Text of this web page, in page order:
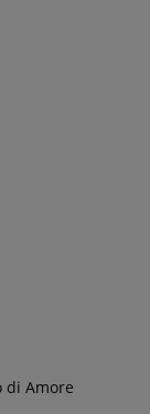
di Amore